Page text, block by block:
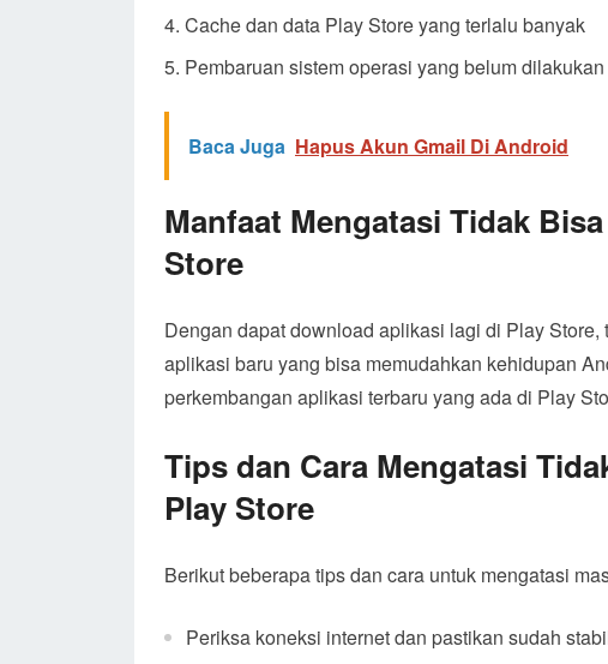
Cache dan data Play Store yang terlalu banyak
Pembaruan sistem operasi yang belum dilakukan
Baca Juga Hapus Akun Gmail Di Android
Manfaat Mengatasi Tidak
Store
Dengan dapat download aplikasi lagi di Play
aplikasi baru yang bisa memudahkan kehidupan
perkembangan aplikasi terbaru yang ada di Play
Tips dan Cara Mengatasi
Play Store
Berikut beberapa tips dan cara untuk mengatasi
Periksa koneksi internet dan pastikan sudah